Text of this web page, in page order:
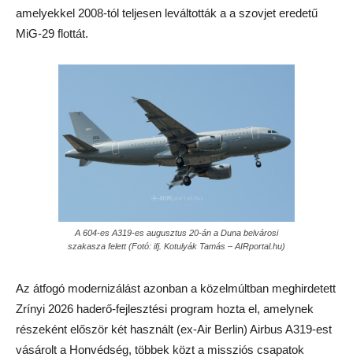
amelyekkel 2008-tól teljesen leváltották a a szovjet eredetű
MiG-29 flottát.
A 604-es A319-es augusztus 20-án a Duna belvárosi
szakasza felett (Fotó: ifj. Kotulyák Tamás – AIRportal.hu)
Az átfogó modernizálást azonban a közelmúltban meghirdetett
Zrínyi 2026 haderő-fejlesztési program hozta el, amelynek
részeként először két használt (ex-Air Berlin) Airbus A319-est
vásárolt a Honvédség, többek közt a missziós csapatok